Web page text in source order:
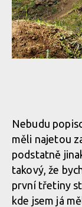
Nebudu
měli najetou
podstatně
takový, že
první třetiny
kde jsem já